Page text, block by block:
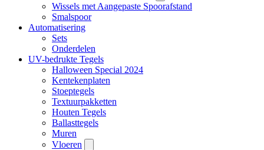
Wissels met Aangepaste Spoorafstand
Smalspoor
Automatisering
Sets
Onderdelen
UV-bedrukte Tegels
Halloween Special 2024
Kentekenplaten
Stoeptegels
Textuurpakketten
Houten Tegels
Ballasttegels
Muren
Vloeren